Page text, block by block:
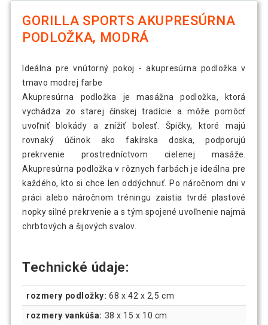
GORILLA SPORTS AKUPRESÚRNA
PODLOŽKA, MODRÁ
Ideálna pre vnútorný pokoj - akupresúrna podložka v
tmavo modrej farbe
Akupresúrna podložka je masážna podložka, ktorá
vychádza zo starej čínskej tradície a môže pomôcť
uvoľniť blokády a znížiť bolesť. Špičky, ktoré majú
rovnaký účinok ako fakírska doska, podporujú
prekrvenie prostredníctvom cielenej masáže.
Akupresúrna podložka v rôznych farbách je ideálna pre
každého, kto si chce len oddýchnuť. Po náročnom dni v
práci alebo náročnom tréningu zaistia tvrdé plastové
nopky silné prekrvenie a s tým spojené uvoľnenie najmä
chrbtových a šijových svalov.
Technické údaje:
rozmery podložky: 68 x 42 x 2,5 cm
rozmery vankúša: 38 x 15 x 10 cm